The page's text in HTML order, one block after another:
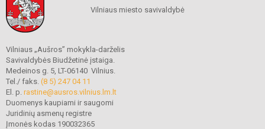
Vilniaus miesto savivaldybė
Vilniaus „Aušros” mokykla-darželis
Savivaldybės Biudžetinė įstaiga.
Medeinos g. 5, LT-06140 Vilnius.
Tel./ faks. (8 5) 247 04 11
El. p. rastine@ausros.vilnius.lm.lt
Duomenys kaupiami ir saugomi
Juridinių asmenų registre
Įmonės kodas 190032365